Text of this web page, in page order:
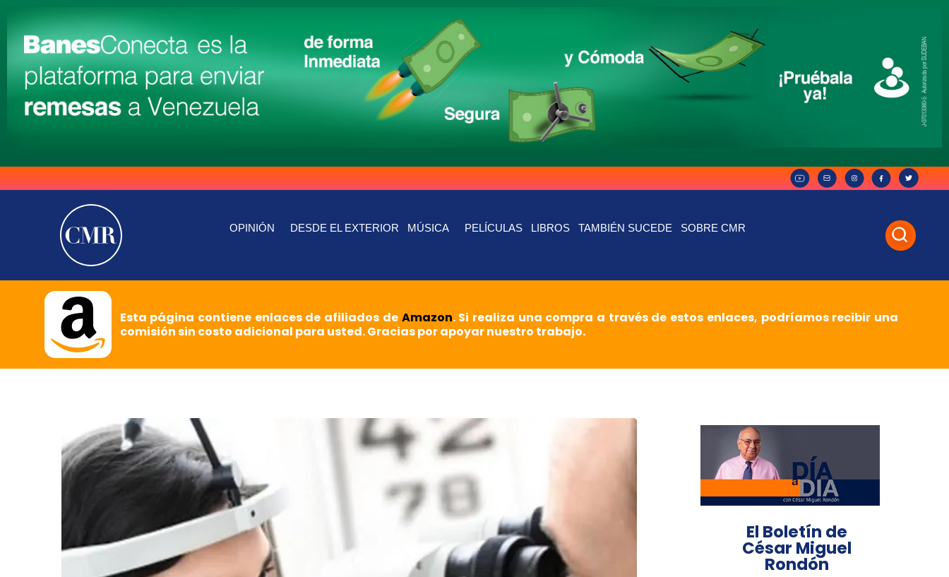
OPINIÓN DESDE EL EXTERIOR MÚSICA PELÍCULAS LIBROS TAMBIÉN SUCEDE SOBRE CMR
Esta página contiene enlaces de afiliados de Amazon. Si realiza una compra a través de estos enlaces, podríamos recibir una
comisión sin costo adicional para usted. Gracias por apoyar nuestro trabajo.
El Boletín de
César Miguel
Rondón